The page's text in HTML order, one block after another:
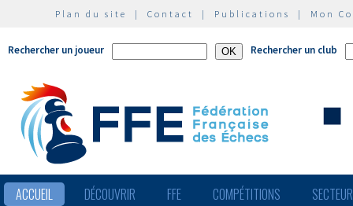
Plan du site | Contact | Publications | Mon
Rechercher un joueur Rechercher un club
ACCUEIL DÉCOUVRIR FFE COMPÉTITIONS